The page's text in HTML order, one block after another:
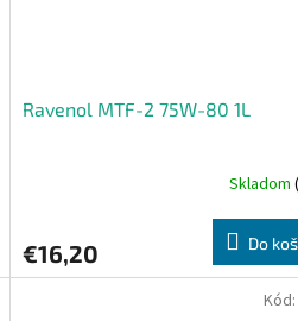
Ravenol MTF-2 75W-80 1L
Skladom
€16,20 Do
Kód: